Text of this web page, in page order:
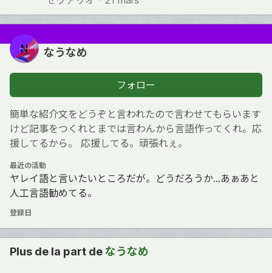
なうなめ
フォロー
簡単な紹介文をどうぞと言われたので言わせてもらいます
けど記事をつくれとまでは言わんから言語作ってくれ。応
援してるから。 応援してる。頑張れぇ。
最近の活動
ヤレイ語と言いたいところだが。どうだろうか…あぁあと
人工言語勧めてる。
登録日
Plus de la part de なうなめ